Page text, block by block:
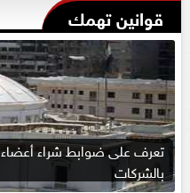
قوانين تهمك
تعرف على ضوابط شراء
بالشركات